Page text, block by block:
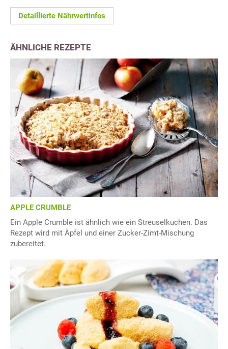
Detaillierte Nährwertinfos
ÄHNLICHE REZEPTE
APPLE CRUMBLE
Ein Apple Crumble ist ähnlich wie ein Streuselkuchen. Das
Rezept wird mit Äpfel und einer Zucker-Zimt-Mischung
zubereitet.